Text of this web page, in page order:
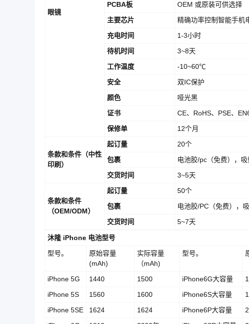
眼镜
PCBA板
OEM 或原装可供选择
主要芯片
精确功率控制智能手机
充电时间
1-3小时
待机时间
3~8天
工作温度
-10~60℃
安全
双IC保护
颜色
哑光黑
证书
CE、RoHS、PSE、
保修单
12个月
条款和条件（中性
印刷）
起订量
20个
包裹
电池胶/pc（免费），
交货时间
3~5天
条款和条件
（OEM/ODM）
起订量
50个
包裹
电池胶/PC（免费），
交货时间
5~7天
沐隆 iPhone 电池型号
型号。
原始容量
(mAh)
实际容量
（mAh)
型号。
iPhone 5G
1440 1500 iPhone6G大容量
iPhone 5S
1560 1600 iPhone6S大容量
iPhone 5SE
1624 1624 iPhone6P大容量